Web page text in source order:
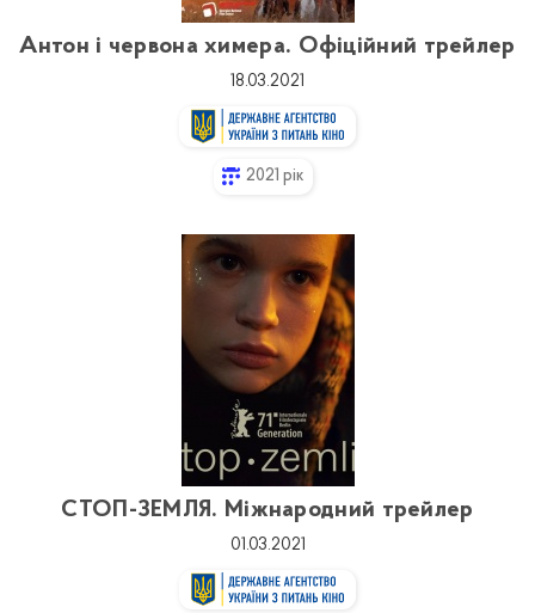
Антон і червона химера. Офіційний трейлер
18.03.2021
2021 рік
СТОП-ЗЕМЛЯ. Міжнародний трейлер
01.03.2021